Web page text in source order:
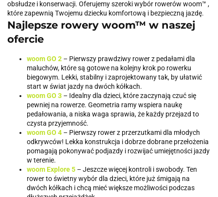
obsłudze i konserwacji. Oferujemy szeroki wybór rowerów woom™ ,
które zapewnią Twojemu dziecku komfortową i bezpieczną jazdę.
Najlepsze rowery woom™ w naszej
ofercie
woom GO 2 – Pierwszy prawdziwy rower z pedałami dla
maluchów, które są gotowe na kolejny krok po rowerku
biegowym. Lekki, stabilny i zaprojektowany tak, by ułatwić
start w świat jazdy na dwóch kółkach.
woom GO 3 – Idealny dla dzieci, które zaczynają czuć się
pewniej na rowerze. Geometria ramy wspiera naukę
pedałowania, a niska waga sprawia, że każdy przejazd to
czysta przyjemność.
woom GO 4 – Pierwszy rower z przerzutkami dla młodych
odkrywców! Lekka konstrukcja i dobrze dobrane przełożenia
pomagają pokonywać podjazdy i rozwijać umiejętności jazdy
w terenie.
woom Explore 5 – Jeszcze więcej kontroli i swobody. Ten
rower to świetny wybór dla dzieci, które już śmigają na
dwóch kółkach i chcą mieć większe możliwości podczas